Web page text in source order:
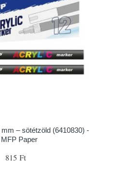
– sötétzöld (6410830) -
MFP Paper
815 Ft